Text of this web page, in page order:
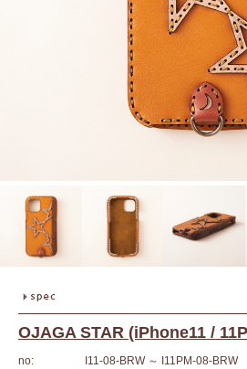
OJAGA STAR (iPhone11 /
no: I11-08-BRW～ I11PM-08-BRW